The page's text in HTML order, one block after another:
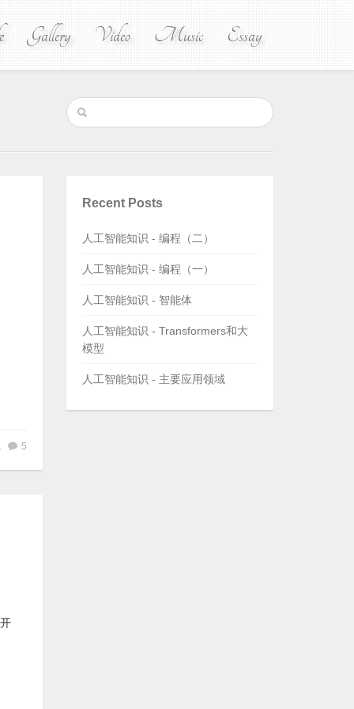
Gallery Video Music Essay
5
Recent Posts
人工智能知识 - 编程（二）
人工智能知识 - 编程（一）
人工智能知识 - 智能体
人工智能知识 - Transformers和大
模型
人工智能知识 - 主要应用领域